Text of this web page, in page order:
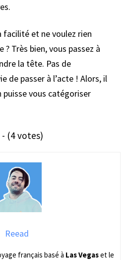
facilité et ne voulez rien
? Très bien, vous passez à
la tête. Pas de
de passer à l’acte ! Alors, il
puisse vous catégoriser
(4 votes)
Reead
français basé à Las Vegaset le